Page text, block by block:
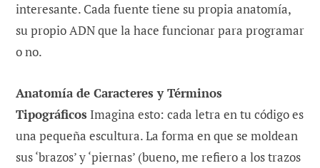
interesante. Cada fuente tiene su propia anatomía,
su propio ADN que la hace funcionar para programar
o no.
Anatomía de Caracteres y Términos
Tipográficos Imagina esto: cada letra en tu código es
una pequeña escultura. La forma en que se moldean
sus ‘brazos’ y ‘piernas’ (bueno, me refiero a los trazos